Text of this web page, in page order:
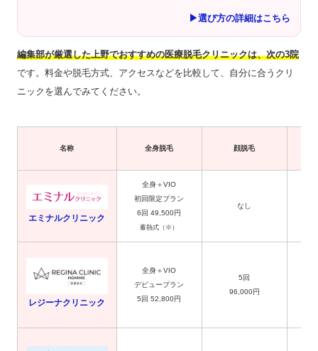
▶選び方の詳細はこちら
編集部が厳選した上野でおすすめの医療脱毛クリニックは、次の3院
です。料金や脱毛方式、アクセスなどを比較して、自分に合うクリ
ニックを選んでみてください。
名称 全身脱毛 顔脱毛
エミナルクリニック
全身＋VIO
初回限定プラン
6回 49,500円
蓄熱式（※）
なし
レジーナクリニック
全身＋VIO
デビュープラン
5回 52,800円
5回
96,000円